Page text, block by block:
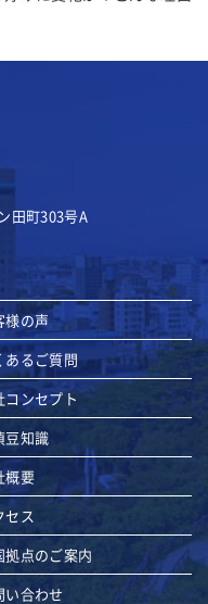
田町303号A
様の声
あるご質問
コンセプト
豆知識
概要
セス
拠点のご案内
い合わせ